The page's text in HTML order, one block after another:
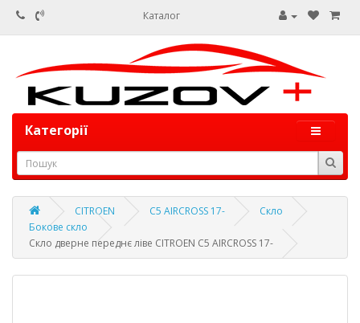
Каталог
Категорії
CITROEN C5 AIRCROSS 17-
Скло
Бокове скло
Скло дверне переднє ліве CITROEN C5 AIRCROSS 17-